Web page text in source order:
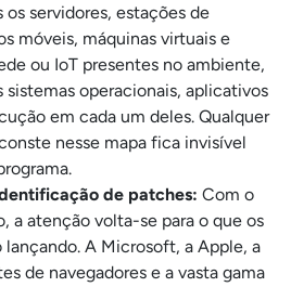
servidores, estações de
móveis, máquinas virtuais e
ou IoT presentes no ambiente,
operacionais, aplicativos
em cada um deles. Qualquer
nesse mapa fica invisível
de patches: Com o
a atenção volta-se para o que os
A Microsoft, a Apple, a
de navegadores e a vasta gama